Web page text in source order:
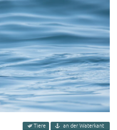
Tiere an der Waterkant